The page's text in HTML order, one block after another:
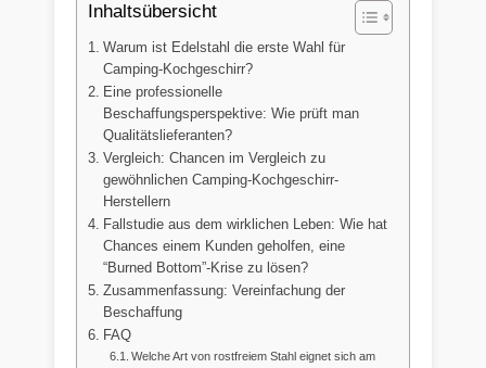
Inhaltsübersicht
Warum ist Edelstahl die erste Wahl für
Camping-Kochgeschirr?
Eine professionelle
Beschaffungsperspektive: Wie prüft man
Qualitätslieferanten?
Vergleich: Chancen im Vergleich zu
gewöhnlichen Camping-Kochgeschirr-
Herstellern
Fallstudie aus dem wirklichen Leben: Wie hat
Chances einem Kunden geholfen, eine
“Burned Bottom”-Krise zu lösen?
Zusammenfassung: Vereinfachung der
Beschaffung
FAQ
Welche Art von rostfreiem Stahl eignet sich am